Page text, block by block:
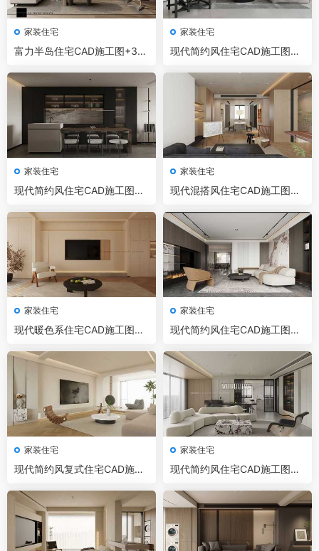
家装住宅
富力半岛住宅CAD施工图+3D
家装住宅
现代简约风住宅CAD施工图+3
家装住宅
现代简约风住宅CAD施工图+3
家装住宅
现代混搭风住宅CAD施工图+3
家装住宅
现代暖色系住宅CAD施工图+3
家装住宅
现代简约风住宅CAD施工图+3
家装住宅
现代简约风复式住宅CAD施工
家装住宅
现代简约风住宅CAD施工图+3